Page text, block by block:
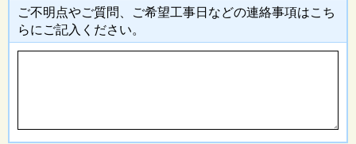
ご不明点やご質問、ご希望工事日などの連絡事項はこち
らにご記入 ください。